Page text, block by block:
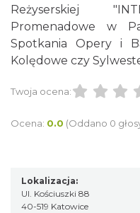
Reżyserskiej
Promenadowe w
Spotkania Opery i
Kolędowe czy
Twoja ocena:
Ocena: 0.0 (Oddano 0
Lokalizacja:
Ul. Kościuszki 88
40-519 Katowice